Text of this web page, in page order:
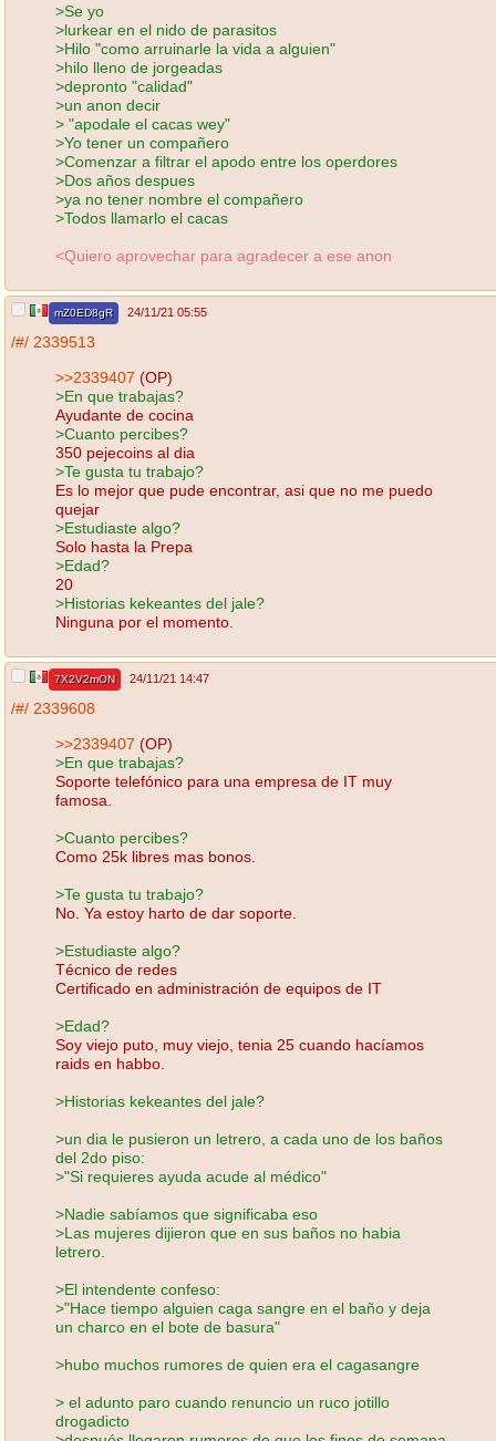
>Se yo
>lurkear en el nido de parasitos
>Hilo "como arruinarle la vida a alguien"
>hilo lleno de jorgeadas
>depronto "calidad"
>un anon decir
> "apodale el cacas wey"
>Yo tener un compañero
>Comenzar a filtrar el apodo entre los operdores
>Dos años despues
>ya no tener nombre el compañero
>Todos llamarlo el cacas
<Quiero aprovechar para agradecer a ese anon
mZ0ED8gR 24/11/21 05:55
/#/ 2339513
>>2339407 (OP)
>En que trabajas?
Ayudante de cocina
>Cuanto percibes?
350 pejecoins al dia
>Te gusta tu trabajo?
Es lo mejor que pude encontrar, asi que no me puedo
quejar
>Estudiaste algo?
Solo hasta la Prepa
>Edad?
20
>Historias kekeantes del jale?
Ninguna por el momento.
7X2V2mON 24/11/21 14:47
/#/ 2339608
>>2339407 (OP)
>En que trabajas?
Soporte telefónico para una empresa de IT muy
famosa.
>Cuanto percibes?
Como 25k libres mas bonos.
>Te gusta tu trabajo?
No. Ya estoy harto de dar soporte.
>Estudiaste algo?
Técnico de redes
Certificado en administración de equipos de IT
>Edad?
Soy viejo puto, muy viejo, tenia 25 cuando hacíamos
raids en habbo.
>Historias kekeantes del jale?
>un dia le pusieron un letrero, a cada uno de los baños
del 2do piso:
>"Si requieres ayuda acude al médico"
>Nadie sabíamos que significaba eso
>Las mujeres dijieron que en sus baños no habia
letrero.
>El intendente confeso:
>"Hace tiempo alguien caga sangre en el baño y deja
un charco en el bote de basura"
>hubo muchos rumores de quien era el cagasangre
> el adunto paro cuando renuncio un ruco jotillo
drogadicto